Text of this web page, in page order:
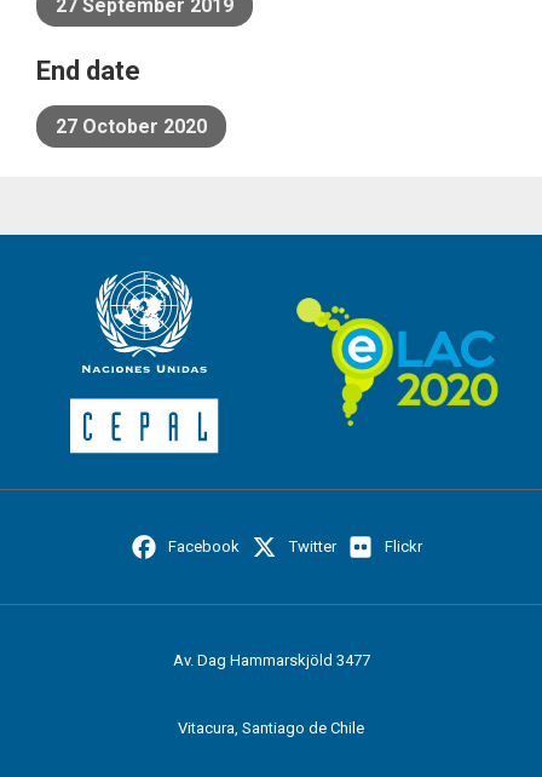
27 September 2019
End date
27 October 2020
Facebook Twitter Flickr
Av. Dag Hammarskjöld 3477
Vitacura, Santiago de Chile